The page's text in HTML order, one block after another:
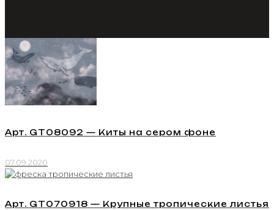
Арт. GT08092 — Киты на сером фоне
07.09.2020
Арт. GT070918 — Крупные тропические листья